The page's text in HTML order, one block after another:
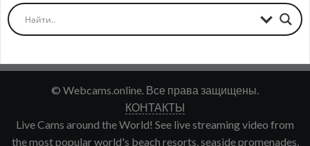
© Webcams.online. Все права защищены.
КОНТАКТЫ
Live Cams around the World! See live streaming video from
the most popular world's beach resorts, seaside promenades,